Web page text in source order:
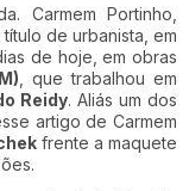
Carmem Portinho,
de urbanista, em
de hoje, em obras
, que trabalhou em
Reidy. Aliás um dos
artigo de Carmem
frente a maquete